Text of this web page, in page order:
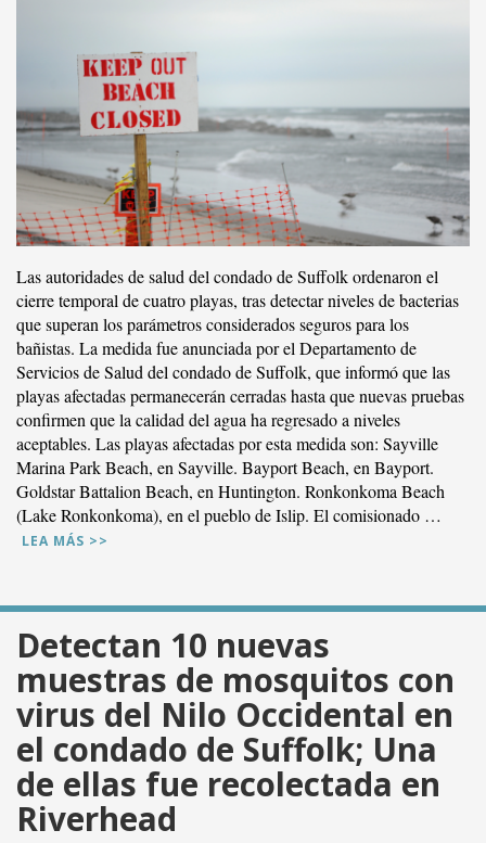
VER PUBLICACIÓN
Las autoridades de salud del condado de Suffolk ordenaron el
cierre temporal de cuatro playas, tras detectar niveles de bacterias
que superan los parámetros considerados seguros para los
bañistas. La medida fue anunciada por el Departamento de
Servicios de Salud del condado de Suffolk, que informó que las
playas afectadas permanecerán cerradas hasta que nuevas pruebas
confirmen que la calidad del agua ha regresado a niveles
aceptables. Las playas afectadas por esta medida son: Sayville
Marina Park Beach, en Sayville. Bayport Beach, en Bayport.
Goldstar Battalion Beach, en Huntington. Ronkonkoma Beach
(Lake Ronkonkoma), en el pueblo de Islip. El comisionado …
LEA MÁS >>
Detectan 10 nuevas
muestras de mosquitos con
virus del Nilo Occidental en
el condado de Suffolk; Una
de ellas fue recolectada en
Riverhead